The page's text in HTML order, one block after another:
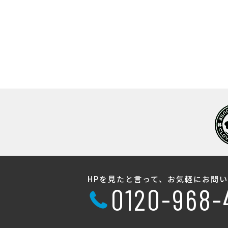
HPを見たと言って、お気軽にお問
0120-968-